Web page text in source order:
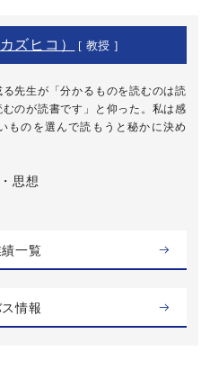
ズヒコ） [ 教授 ]
先生が「分かるものを読むのは読
のが読書です」と仰った。私は感
ものを選んで読もうと秘かに決め
思想
一覧
情報